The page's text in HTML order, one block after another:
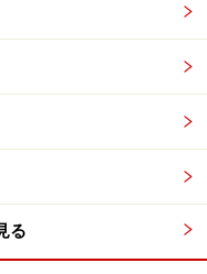
すが、実際に何度か
するものです。最初
ょう。
トに記載された
る